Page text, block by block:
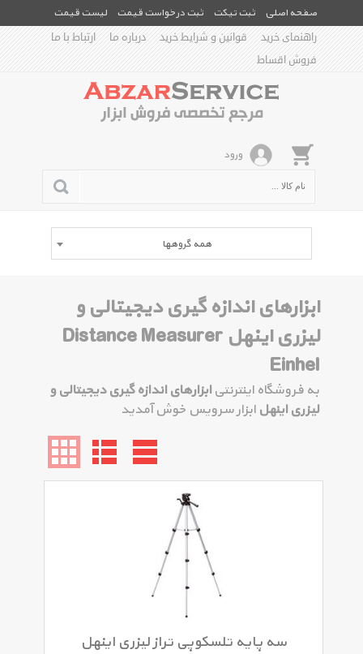
صفحه اصلی ثبت تیکت ثبت درخواست قیمت
لیست قیمت
راهنمای خرید
قوانین و شرایط خرید درباره ما
ارتباط با ما
فروش اقساط
ورود
همه گروهها
ابزارهای اندازه گیری دیجیتالی و
لیزری اینهل Distance Measurer
Einhel
به فروشگاه اینترنتی ابزارهای اندازه گیری دیجیتالی و
لیزری اینهل ابزار سرویس خوش آمدید
سه پایه تلسکوپی تراز لیزری اینهل